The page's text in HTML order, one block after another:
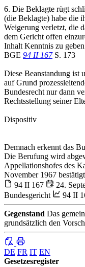
6. Die Beklagte rügt
(die Beklagte) habe die
Weigerung verletzt, die
dem Gericht offen
Inhalt Kenntnis zu
BGE 94 II 167S. 173
Diese Beanstandung ist
auf Grund
Bundesrecht nur dann
Rechtsstellung seiner
Dispositiv
Demnach erkennt das
Die Berufung wird
Appellationshofes des
November 1967
94 II 167
24.
Bundesgericht
94 II
Gegenstand Das
grundsätzlich den
DE FR IT EN
Gesetzesregister